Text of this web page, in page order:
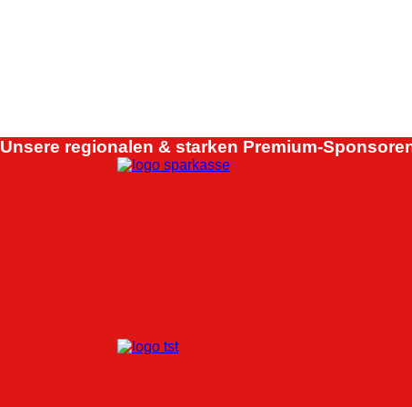
Unsere regionalen & starken Premium-